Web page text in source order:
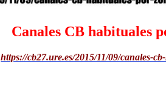
Canales CB habituales
https://cb27.ure.es/2015/11/09/canales-